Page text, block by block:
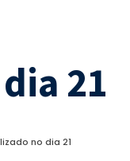
21
no dia 21